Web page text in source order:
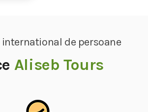
de persoane
Aliseb Tours